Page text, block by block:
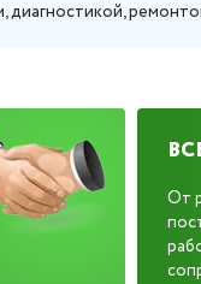
диагностикой,
От